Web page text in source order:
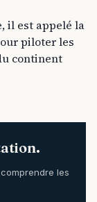
il est appelé la
piloter les
continent
les